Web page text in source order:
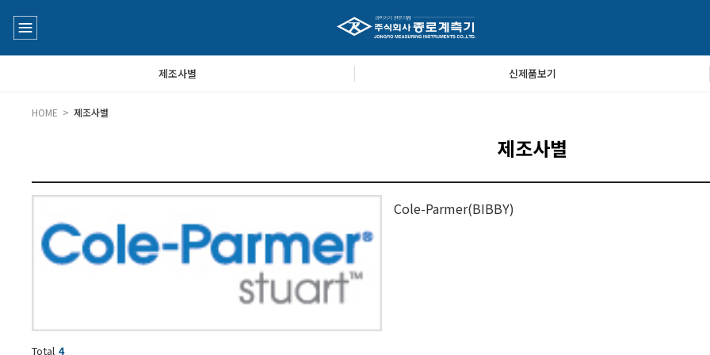
기공기질/미세먼지/가스/소음/진동측정기
속풍량계/온도계/온습도계/기압계
Q&A
제조사별 신제품보기
HOME >제조사별
제조사별
Cole-Parmer(BIBBY)
Total 4